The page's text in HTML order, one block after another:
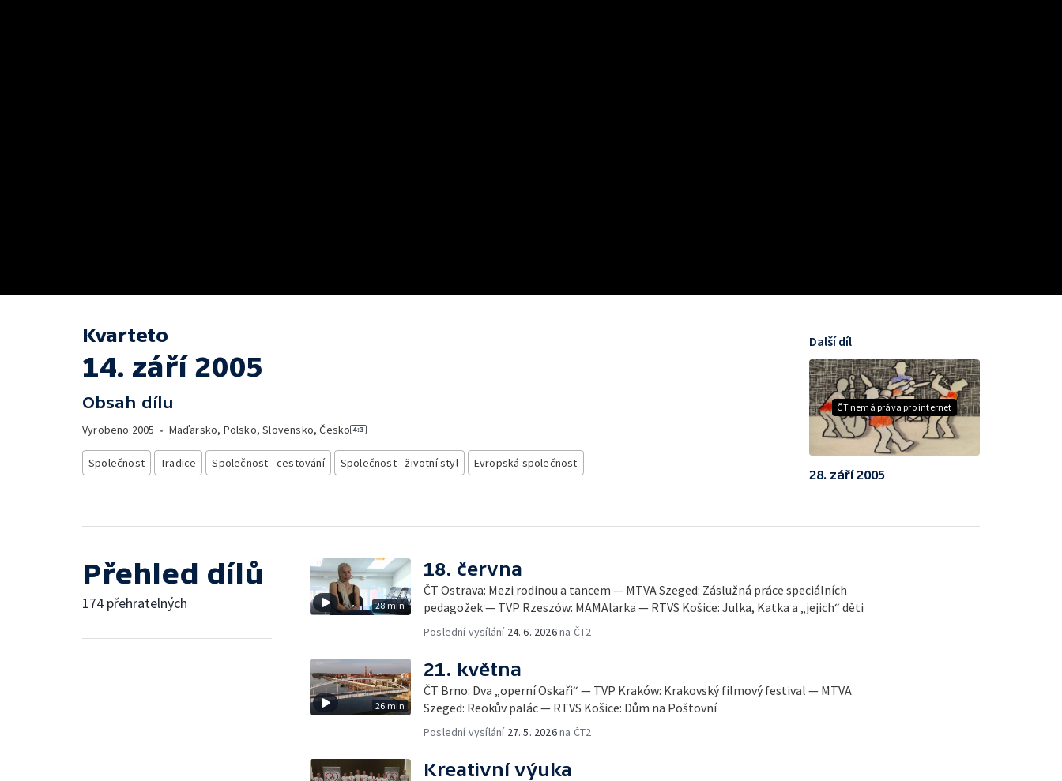
Kvarteto
14. září 2005
Obsah dílu
Vyrobeno 2005 • Maďarsko, Polsko, Slovensko, Česko
Společnost Tradice Společnost - cestování Společnost - životní styl Evropská společnost
ČT nemá práva pro internet
Další díl
28. září 2005
Přehled dílů
174 přehratelných 28 min
18. června
ČT Ostrava: Mezi rodinou a tancem — MTVA Szeged: Záslužná práce speciálních
pedagožek — TVP Rzeszów: MAMAlarka — RTVS Košice: Julka, Katka a „jejich“ děti
Poslední vysílání 24. 6. 2026na ČT2
26 min
21. května
ČT Brno: Dva „operní Oskaři“ — TVP Kraków: Krakovský filmový festival — MTVA
Szeged: Reökův palác — RTVS Košice: Dům na Poštovní
Poslední vysílání 27. 5. 2026na ČT2
Kreativní výuka